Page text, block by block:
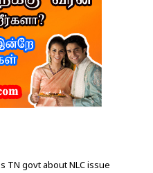
TN govt about NLC issue